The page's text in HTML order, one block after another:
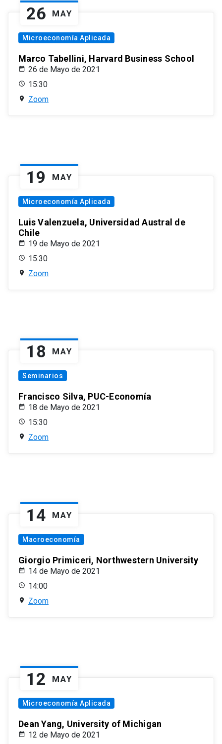
26 MAY
Microeconomía Aplicada
Marco Tabellini, Harvard Business School
26 de Mayo de 2021
15:30
Zoom
19 MAY
Microeconomía Aplicada
Luis Valenzuela, Universidad Austral de
Chile
19 de Mayo de 2021
15:30
Zoom
18 MAY
Seminarios
Francisco Silva, PUC-Economía
18 de Mayo de 2021
15:30
Zoom
14 MAY
Macroeconomía
Giorgio Primiceri, Northwestern University
14 de Mayo de 2021
14:00
Zoom
12 MAY
Microeconomía Aplicada
Dean Yang, University of Michigan
12 de Mayo de 2021